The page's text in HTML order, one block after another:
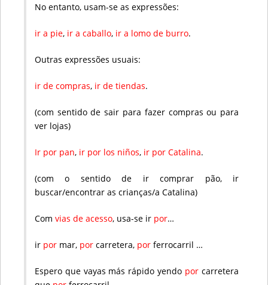
No entanto, usam-se as expressões:
ir a pie, ir a caballo, ir a lomo de burro.
Outras expressões usuais:
ir de compras, ir de tiendas.
(com sentido de sair para fazer compras ou para
ver lojas)
Ir por pan, ir por los niños, ir por Catalina.
(com o sentido de ir comprar pão, ir
buscar/encontrar as crianças/a Catalina)
Com vias de acesso, usa-se ir por…
ir pormar, porcarretera, porferrocarril …
Espero que vayas más rápido yendo por carretera